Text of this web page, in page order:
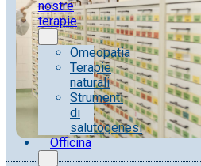
nostre
terapie
Omeopatia
Terapie
naturali
Strumenti
di
salutogenesi
Officina